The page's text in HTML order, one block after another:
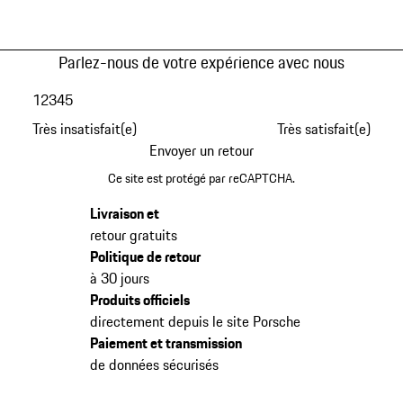
Parlez-nous de votre expérience avec nous
Très insatisfait(e)
12345
Très satisfait(e)
Envoyer un retour
Ce site est protégé par reCAPTCHA.
Livraison et
retour gratuits
Politique de retour
à 30 jours
Produits officiels
directement depuis le site Porsche
Paiement et transmission
de données sécurisés